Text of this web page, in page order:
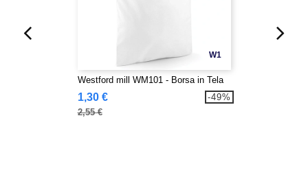
W1
Westford mill WM101 - Borsa in Tela
1,30 €
2,55 €
-49%